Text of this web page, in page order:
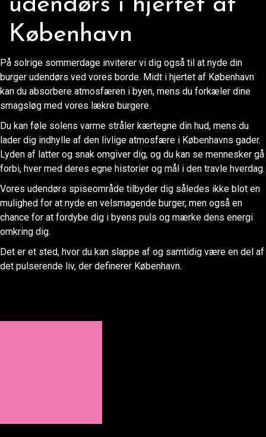
København
På solrige sommerdage inviterer vi dig også til at nyde din
burger udendørs ved vores borde. Midt i hjertet af København
kan du absorbere atmosfæren i byen, mens du forkæler dine
smagsløg med vores lækre burgere.
Du kan føle solens varme stråler kærtegne din hud, mens du
lader dig indhylle af den livlige atmosfære i Københavns gader.
Lyden af latter og snak omgiver dig, og du kan se mennesker gå
forbi, hver med deres egne historier og mål i den travle hverdag.
Vores udendørs spiseområde tilbyder dig således ikke blot en
mulighed for at nyde en velsmagende burger, men også en
chance for at fordybe dig i byens puls og mærke dens energi
omkring dig.
Det er et sted, hvor du kan slappe af og samtidig være en del af
det pulserende liv, der definerer København.